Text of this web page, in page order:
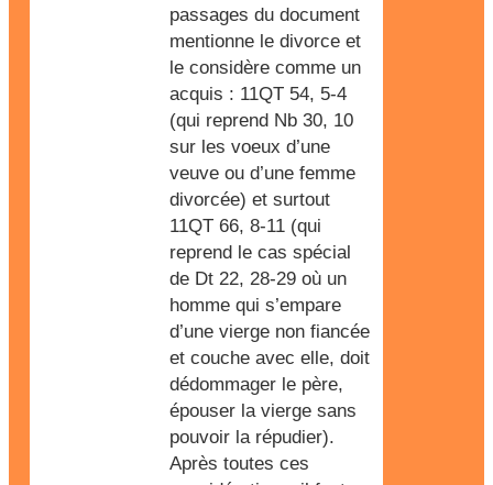
passages du document
mentionne le divorce et
le considère comme un
acquis : 11QT 54, 5-4
(qui reprend Nb 30, 10
sur les voeux d’une
veuve ou d’une femme
divorcée) et surtout
11QT 66, 8-11 (qui
reprend le cas spécial
de Dt 22, 28-29 où un
homme qui s’empare
d’une vierge non fiancée
et couche avec elle, doit
dédommager le père,
épouser la vierge sans
pouvoir la répudier).
Après toutes ces